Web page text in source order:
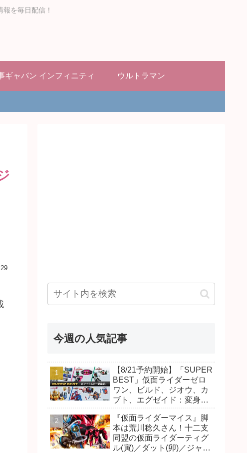
を毎日配信！
ギャバン インフィニティ ウルトラマン
今週の人気記事
【8/21予約開始】「SUPER
BEST」仮面ライダーゼロ
ワン、ビルド、ジオウ、カ
ブト、エグゼイド：変身ベ
ー、DXネオディケイドライ
バー、DXホッパーゼクター
ほか12点！
『仮面ライダーマイス』脚
本は荒川稔久さん！十二支
同盟の仮面ライダーティグ
ル(寅)／ダット(卯)／ジャオ